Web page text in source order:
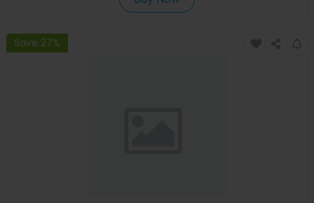
Save 27%